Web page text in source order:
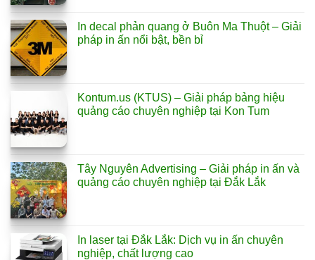
In decal phản quang ở Buôn Ma Thuột – Giải
pháp in ấn nổi bật, bền bỉ
Kontum.us (KTUS) – Giải pháp bảng hiệu
quảng cáo chuyên nghiệp tại Kon Tum
Tây Nguyên Advertising – Giải pháp in ấn và
quảng cáo chuyên nghiệp tại Đắk Lắk
In laser tại Đắk Lắk: Dịch vụ in ấn chuyên
nghiệp, chất lượng cao